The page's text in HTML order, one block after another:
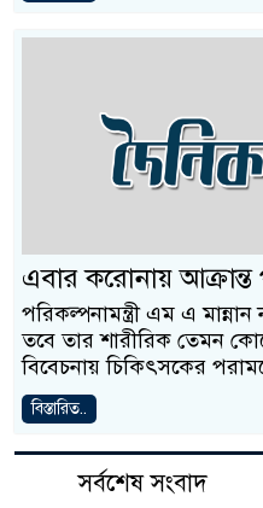
এবার করোনায় আক্রান্ত
পরিকল্পনামন্ত্রী এম এ
তবে তার শারীরিক তেমন
বিবেচনায় চিকিৎসকের
বিস্তারিত..
সর্বশেষ সংবাদ